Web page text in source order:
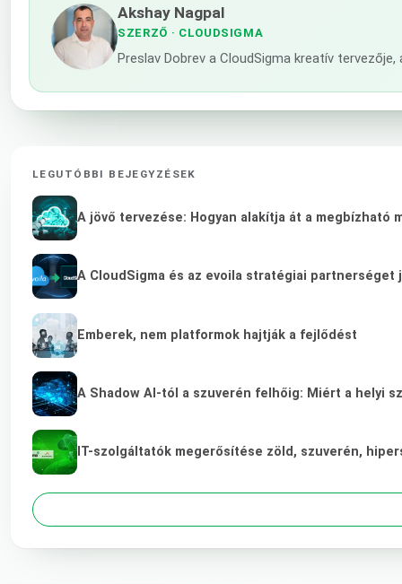
Akshay Nagpal
SZERZŐ · CLOUDSIGMA
Preslav Dobrev a CloudSigma kreatív
LEGUTÓBBI BEJEGYZÉSEK
A jövő tervezése: Hogyan alakítja át a
A CloudSigma és az evoila stratégiai
Emberek, nem platformok hajtják a fejlődést
A Shadow AI-tól a szuverén felhőig: Miért a helyi
IT-szolgáltatók megerősítése zöld, szuverén,